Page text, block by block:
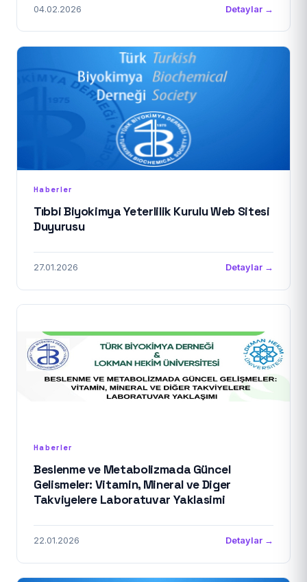
04.02.2026 Detaylar →
Haberler
Tıbbi Biyokimya Yeterlilik Kurulu Web Sitesi
Duyurusu
27.01.2026 Detaylar →
Haberler
Beslenme ve Metabolizmada Güncel
Gelismeler: Vitamin, Mineral ve Diger
Takviyelere Laboratuvar Yaklasimi
22.01.2026 Detaylar →